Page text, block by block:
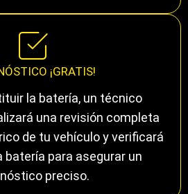
¡GRATIS!
la batería, un técnico
una revisión completa
de tu vehículo y verificará
batería para asegurar un
preciso.